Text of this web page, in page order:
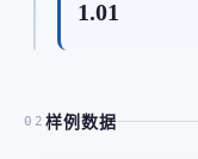
1.01
02 样例数据